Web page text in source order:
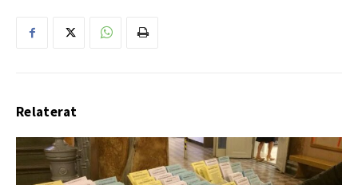
Relaterat